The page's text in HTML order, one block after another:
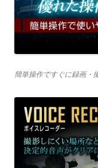
簡単操作ですぐに録画・